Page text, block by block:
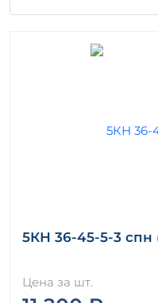
5КН 36-45-5-3 спн
Цена за шт.